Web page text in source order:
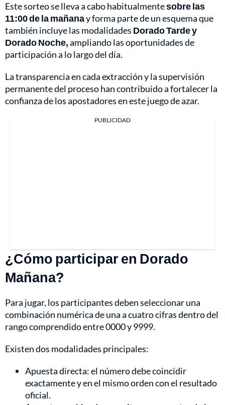
Este sorteo se lleva a cabo habitualmentesobre las
11:00 de la mañanay forma parte de un esquema que
también incluye las modalidades Dorado Tarde y
Dorado Noche,ampliando las oportunidades de
participación a lo largo del día.
La transparencia en cada extracción y la supervisión
permanente del proceso han contribuido a fortalecer la
confianza de los apostadores en este juego de azar.
PUBLICIDAD
¿Cómo participar en Dorado
Mañana?
Para jugar, los participantes deben seleccionar una
combinación numérica de una a cuatro cifras dentro del
rango comprendido entre 0000 y 9999.
Existen dos modalidades principales:
Apuesta directa: el número debe coincidir
exactamente y en el mismo orden con el resultado
oficial.